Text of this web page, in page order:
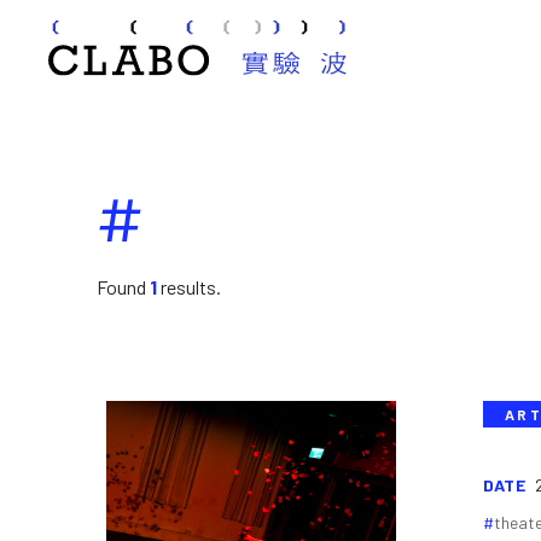
#
Found 1results.
DATE